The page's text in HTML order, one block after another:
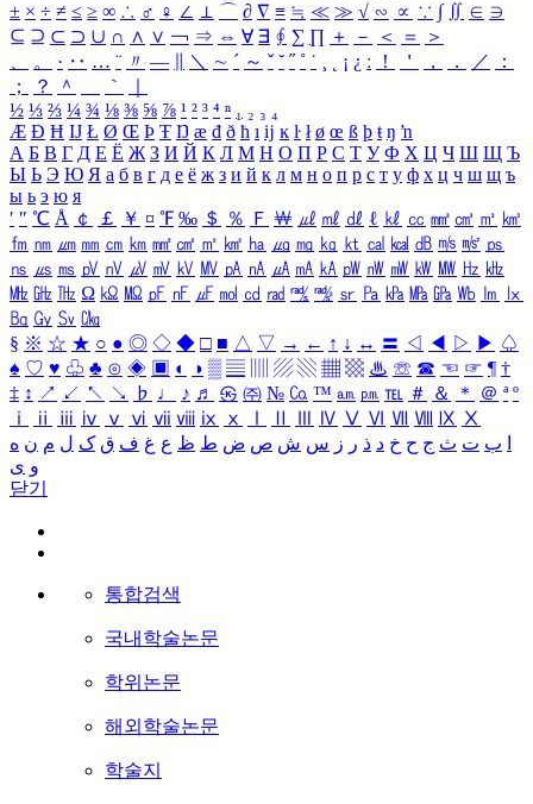
± × ÷ ≠ ≤ ≥ ∞ ∴ ♂ ♀ ∠ ⊥ ⌒ ∂ ∇ ≡ ≒ ≪ ≫ √ ∽ ∝ ∵ ∫ ∬ ∈ ∋
⊆ ⊇ ⊂ ⊃ ∪ ∩ ∧ ∨ ￢ ⇒ ⇔ ∀ ∃ ∮ ∑ ∏ ＋ － ＜ ＝
＞
、
。 · ‥ … ¨ 〃 ― ＼ ∼ ´ ～ ˇ ˘ ˝ ˚ ˙ ¸ ¡ ¿ ː ！ ＇ ， ． ／
：
；
？ ＾ ｀
½ ⅓ ⅔ ¼ ¾ ⅛ ⅜ ⅝ ⅞ ¹ ² ³ ⁴ ⁿ ₁ ₂ ₃ ₄
Æ Ð Ħ Ĳ Ł Ø Œ Þ Ŧ Ŋ æ đ ð ħ ı ĳ ĸ ŀ ł ø œ ß þ ŧ ŋ ŉ
А Б В Г Д Е Ё Ж З И Й К Л М Н О П Р С Т У Ф Х Ц Ч Ш Щ Ъ
Ы Ь Э Ю Я а б в г д е ё ж з и й к л м н о п р с т у ф х ц ч ш щ ъ
ы ь э ю я
′ ″ ℃ Å ￠ ￡ ￥ ¤ ℉ ‰ ＄ ％ Ｆ ￦ ㎕ ㎖ ㎗ ℓ ㎘ ㏄ ㎣ ㎤ ㎥ ㎦
㎙ ㎚ ㎛ ㎜ ㎝ ㎞ ㎟ ㎠ ㎡ ㎢ ㏊ ㎍ ㎎ ㎏ ㏏ ㎈ ㎉ ㏈ ㎧ ㎨ ㎰
㎱ ㎲ ㎳ ㎴ ㎵ ㎶ ㎷ ㎸ ㎹ ㎀ ㎁ ㎂ ㎃ ㎄ ㎺ ㎻ ㎽ ㎾ ㎿ ㎐ ㎑
㎒ ㎓ ㎔ Ω ㏀ ㏁ ㎊ ㎋ ㎌ ㏖ ㏅ ㎭ ㎮ ㎯ ㏛ ㎩ ㎪ ㎫ ㎬ ㏝ ㏐
㏓
㏃ ㏉ ㏜ ㏆
§ ※ ☆ ★ ○ ● ◎ ◇ ◆ □ ■ △ ▽ → ← ↑ ↓ ↔ 〓 ◁ ◀ ▷ ▶ ♤
♠ ♡ ♥ ♧ ♣ ⊙ ◈ ▣ ◐ ◑ ▒ ▤ ▨ ▧ ▦ ▩ ♨ ☏ ☎ ☜ ☞ ¶ †
‡ ↕ ↗ ↙ ↖ ↘ ♭ ♩ ♪ ♬ ㉿ ㈜ № ㏇ ™ ㏂ ㏘ ℡ ＃ ＆ ＊ ＠ ª º
ⅰ
ⅱ ⅲ ⅳ ⅴ ⅵ ⅶ ⅷ ⅸ ⅹ Ⅳ Ⅴ Ⅵ Ⅶ Ⅷ Ⅸ Ⅹ
ب ت ث ج ح خ د ذ ر ز س ش ص ض ط ظ ع غ ف ق ک ل م ن ه
و ی
닫기
통합검색
국내학술논문
학위논문
해외학술논문
학술지